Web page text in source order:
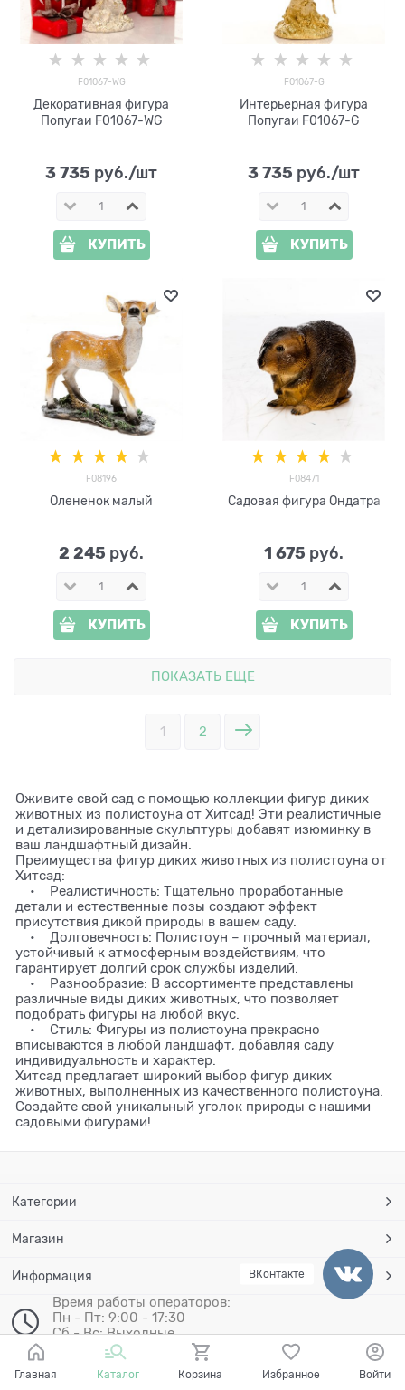
F01067-WG
Декоративная фигура
Попугаи F01067-WG
3 735 руб./шт
КУПИТЬ
F01067-G
Интерьерная фигура
Попугаи F01067-G
3 735 руб./шт
КУПИТЬ
F08196
Олененок малый
2 245 руб.
КУПИТЬ
F08471
Садовая фигура Ондатра
1 675 руб.
КУПИТЬ
ПОКАЗАТЬ ЕЩЕ
1 2
Оживите свой сад с помощью коллекции фигур диких
животных из полистоуна от Хитсад! Эти реалистичные
и детализированные скульптуры добавят изюминку в
ваш ландшафтный дизайн.
Преимущества фигур диких животных из полистоуна от
Хитсад:
• Реалистичность: Тщательно проработанные
детали и естественные позы создают эффект
присутствия дикой природы в вашем саду.
• Долговечность: Полистоун – прочный материал,
устойчивый к атмосферным воздействиям, что
гарантирует долгий срок службы изделий.
• Разнообразие: В ассортименте представлены
различные виды диких животных, что позволяет
подобрать фигуры на любой вкус.
• Стиль: Фигуры из полистоуна прекрасно
вписываются в любой ландшафт, добавляя саду
индивидуальность и характер.
Хитсад предлагает широкий выбор фигур диких
животных, выполненных из качественного полистоуна.
Создайте свой уникальный уголок природы с нашими
садовыми фигурами!
Категории
Магазин
Информация
Время работы операторов:
Пн - Пт: 9:00 - 17:30
Сб - Вс: Выходные
8495 287-69-48
Главная Каталог Корзина Избранное Войти
ВКонтакте